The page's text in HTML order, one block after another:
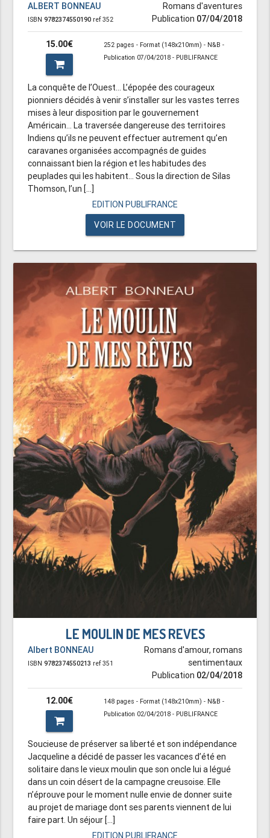
ALBERT BONNEAU
ISBN9782374550190 ref 352
Romans d'aventures
Publication 07/04/2018
15.00€
252 pages - Format (148x210mm) - N&B -
Publication 07/04/2018 - PUBLIFRANCE
La conquête de l’Ouest… L’épopée des courageux
pionniers décidés à venir s’installer sur les vastes terres
mises à leur disposition par le gouvernement
Américain… La traversée dangereuse des territoires
Indiens qu’ils ne peuvent effectuer autrement qu’en
caravanes organisées accompagnés de guides
connaissant bien la région et les habitudes des
peuplades qui les habitent… Sous la direction de Silas
Thomson, l’un [...]
EDITION PUBLIFRANCE
VOIR LE DOCUMENT
LE MOULIN DE MES REVES
Albert BONNEAU
ISBN9782374550213 ref 351
Romans d'amour, romans
sentimentaux
Publication 02/04/2018
12.00€
148 pages - Format (148x210mm) - N&B -
Publication 02/04/2018 - PUBLIFRANCE
Soucieuse de préserver sa liberté et son indépendance
Jacqueline a décidé de passer les vacances d’été en
solitaire dans le vieux moulin que son oncle lui a légué
dans un coin désert de la campagne creusoise. Elle
n’éprouve pour le moment nulle envie de donner suite
au projet de mariage dont ses parents viennent de lui
faire part. Un séjour [...]
EDITION PUBLIFRANCE